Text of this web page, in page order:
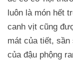
luôn là món hết
canh vịt cũng
mát của tiết,
của đậu phộng